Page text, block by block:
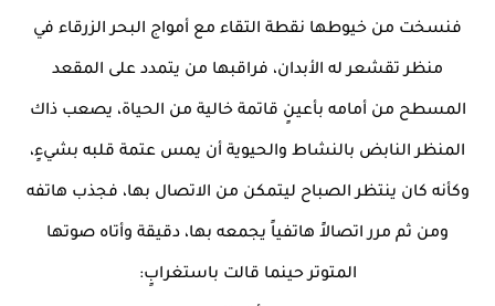
فنسخت من خيوطها نقطة التقاء مع أمواج البحر الزرقاء في
منظر تقشعر له الأبدان، فراقبها من يتمدد على المقعد
المسطح من أمامه بأعينٍ قاتمة خالية من الحياة، يصعب ذاك
المنظر النابض بالنشاط والحيوية أن يمس عتمة قلبه بشيءٍ،
وكأنه كان ينتظر الصباح ليتمكن من الاتصال بها، فجذب هاتفه
ومن ثم مرر اتصالاً هاتفياً يجمعه بها، دقيقة وأتاه صوتها
المتوتر حينما قالت باستغرابٍ: